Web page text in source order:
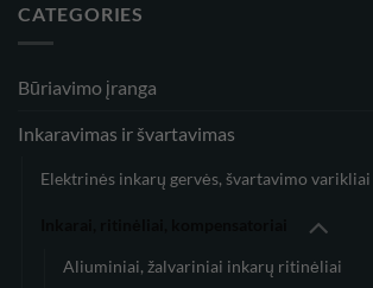
CATEGORIES
Būriavimo įranga
Inkaravimas ir švartavimas
Elektrinės inkarų gervės, švartavimo varikliai
Aliuminiai, žalvariniai inkarų ritinėliai